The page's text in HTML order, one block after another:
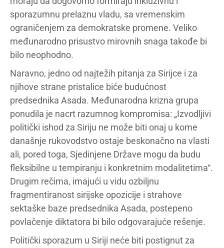
sporazumnu prelaznu vladu, sa vremenskim
ograničenjem za demokratske promene. Veliko
međunarodno prisustvo mirovnih snaga takođe bi
bilo neophodno.
Naravno, jedno od najtežih pitanja za Sirijce i za
njihove strane pristalice biće budućnost
predsednika Asada. Međunarodna krizna grupa
ponudila je nacrt razumnog kompromisa: „Izvodljivi
politički ishod za Siriju ne može biti onaj u kome
današnje rukovodstvo ostaje beskonačno na vlasti
ali, pored toga, Sjedinjene Države mogu da budu
fleksibilne u tempiranju i konkretnim modalitetima“.
Drugim rečima, imajući u vidu ozbiljnu
fragmentiranost sirijske opozicije i strahove
sektaške baze predsednika Asada, postepeno
povlačenje diktatora bi bilo odgovarajuće rešenje.
Politički sporazum u Siriji neće biti postignut za